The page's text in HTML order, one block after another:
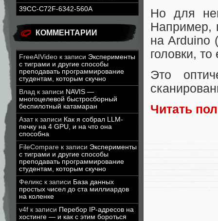
39CC-C72F-6342-560A
КОММЕНТАРИИ
FreeAIVideo к записи Эксперименты
с тиграми и другие способы
преподавать программирование
студентам, которым скучно
Влад к записи NAVIS —
многоцелевой быстросборный
беспилотный катамаран
Азатк записи Как я собрал LLM-
печку на 4 GPU, и на что она
способна
FileCompare к записи Эксперименты
с тиграми и другие способы
преподавать программирование
студентам, которым скучно
Феликс к записи База данных
простых чисел до ста миллиардов
на коленке
v4f к записи Перебор IP-адресов на
хостинге — и как с этим бороться
Но для
Например,
на Arduino
головки,
Это
Читать